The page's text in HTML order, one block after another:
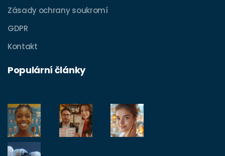
Zásady ochrany soukromí
GDPR
Kontakt
Populární články